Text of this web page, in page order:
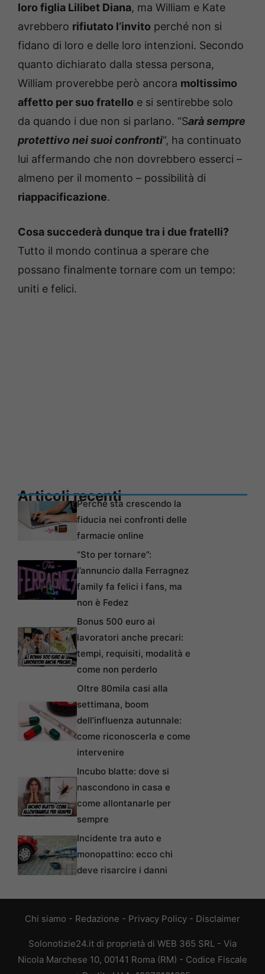
loro figlia Lilibet Diana, ma William e Kate
avrebbero rifiutato l’invito perché non si
fidano di loro e delle loro intenzioni. Secondo
quanto dichiarato dalla stessa persona,
William proverebbe però ancora moltissimo
affetto per suo fratello e si sentirebbe solo
da quando i due non si parlano. “Sarà sempre
protettivo nei suoi confronti“, ha continuato
lui affermando che non dovrebbero esserci –
almeno per il momento – possibilità di
riappacificazione.
Cosa succederà dunque tra i due fratelli?
Tutto il mondo continua a sperare che
possano finalmente tornare com un tempo:
uniti e felici.
Articoli recentiPerché sta crescendo la
fiducia nei confronti delle
farmacie online
“Sto per tornare”:
l’annuncio dalla Ferragnez
family fa felici i fans, ma
non è Fedez
Bonus 500 euro ai
lavoratori anche precari:
tempi, requisiti, modalità e
come non perderlo
Oltre 80mila casi alla
settimana, boom
dell’influenza autunnale:
come riconoscerla e come
intervenire
Incubo blatte: dove si
nascondono in casa e
come allontanarle per
sempre
Incidente tra auto e
monopattino: ecco chi
deve risarcire i danni
Chi siamo - Redazione - Privacy Policy - Disclaimer
Solonotizie24.it di proprietà di WEB 365 SRL - Via
Nicola Marchese 10, 00141 Roma (RM) - Codice Fiscale